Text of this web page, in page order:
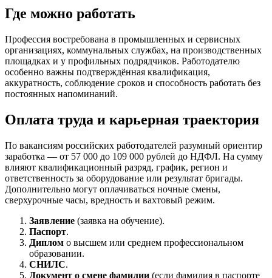
Где можно работать
Профессия востребована в промышленных и сервисных
организациях, коммунальных службах, на производственных
площадках и у профильных подрядчиков. Работодателю
особенно важны подтверждённая квалификация,
аккуратность, соблюдение сроков и способность работать без
постоянных напоминаний.
Оплата труда и карьерная траектория
По вакансиям российских работодателей разумный ориентир
заработка — от 57 000 до 109 000 рублей до НДФЛ. На сумму
влияют квалификационный разряд, график, регион и
ответственность за оборудование или результат бригады.
Дополнительно могут оплачиваться ночные смены,
сверхурочные часы, вредность и вахтовый режим.
Заявление (заявка на обучение).
Паспорт.
Диплом о высшем или среднем профессиональном
образовании.
СНИЛС.
Документ о смене фамилии (если фамилия в паспорте